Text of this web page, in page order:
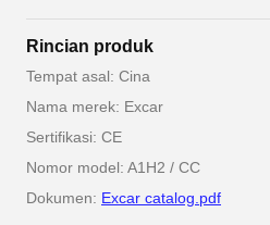
Rincian produk
Tempat asal: Cina
Nama merek: Excar
Sertifikasi: CE
Nomor model: A1H2 / CC
Dokumen: Excar catalog.pdf